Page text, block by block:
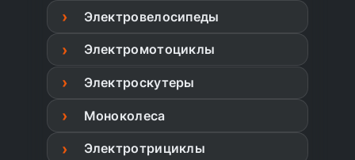
Электровелосипеды
Электромотоциклы
Электроскутеры
Моноколеса
Электротрициклы